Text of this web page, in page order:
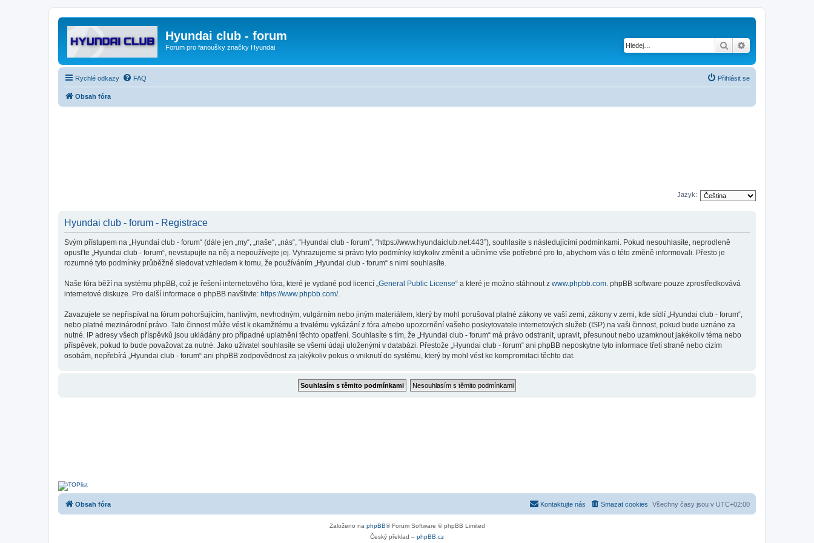
Hyundai club - forum
Forum pro fanoušky značky Hyundai Hledat
Rychlé odkazy FAQ Přihlásit se
Obsah fóra
Jazyk:
Hyundai club - forum - Registrace
Svým přístupem na „Hyundai club - forum“ (dále jen „my“, „naše“, „nás“, “Hyundai club - forum”, “https://www.hyundaiclub.net:443”), souhlasíte s následujícími podmínkami. Pokud nesouhlasíte, neprodleně
opusťte „Hyundai club - forum“, nevstupujte na něj a nepoužívejte jej. Vyhrazujeme si právo tyto podmínky kdykoliv změnit a učiníme vše potřebné pro to, abychom vás o této změně informovali. Přesto je
rozumné tyto podmínky průběžně sledovat vzhledem k tomu, že používáním „Hyundai club - forum“ s nimi souhlasíte.
Naše fóra běží na systému phpBB, což je řešení internetového fóra, které je vydané pod licencí „General Public License“ a které je možno stáhnout z www.phpbb.com. phpBB software pouze zprostředkovává
internetové diskuze. Pro další informace o phpBB navštivte: https://www.phpbb.com/.
Zavazujete se nepřispívat na fórum pohoršujícím, hanlivým, nevhodným, vulgárním nebo jiným materiálem, který by mohl porušovat platné zákony ve vaší zemi, zákony v zemi, kde sídlí „Hyundai club - forum“,
nebo platné mezinárodní právo. Tato činnost může vést k okamžitému a trvalému vykázání z fóra a/nebo upozornění vašeho poskytovatele internetových služeb (ISP) na vaši činnost, pokud bude uznáno za
nutné. IP adresy všech příspěvků jsou ukládány pro případné uplatnění těchto opatření. Souhlasíte s tím, že „Hyundai club - forum“ má právo odstranit, upravit, přesunout nebo uzamknout jakékoliv téma nebo
příspěvek, pokud to bude považovat za nutné. Jako uživatel souhlasíte se všemi údaji uloženými v databázi. Přestože „Hyundai club - forum“ ani phpBB neposkytne tyto informace třetí straně nebo cizím
osobám, nepřebírá „Hyundai club - forum“ ani phpBB zodpovědnost za jakýkoliv pokus o vniknutí do systému, který by mohl vést ke kompromitaci těchto dat.
Obsah fóra Všechny časy jsou v UTC+02:00
Smazat cookies
Kontaktujte nás
Založeno na phpBB® Forum Software © phpBB Limited
Český překlad – phpBB.cz